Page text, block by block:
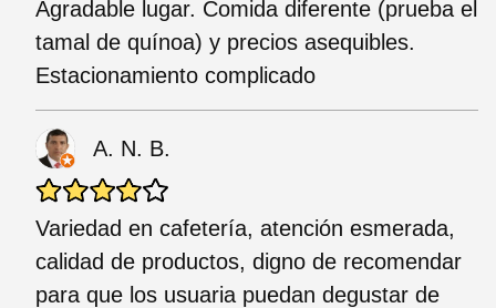
Agradable lugar. Comida diferente (prueba el
tamal de quínoa) y precios asequibles.
Estacionamiento complicado
A. N. B.
Variedad en cafetería, atención esmerada,
calidad de productos, digno de recomendar
para que los usuaria puedan degustar de